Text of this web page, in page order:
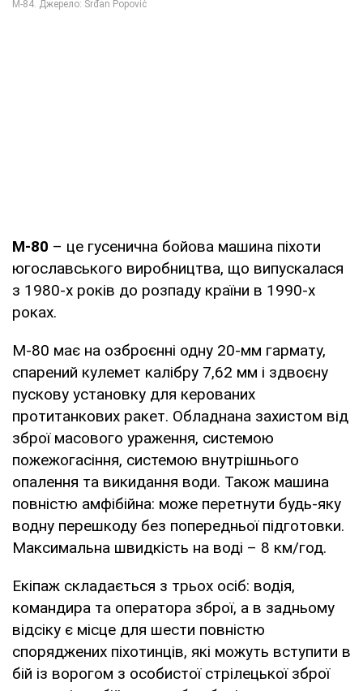
M-80 – це гусенична бойова машина піхоти
югославського виробництва, що випускалася
з 1980-х років до розпаду країни в 1990-х
роках.
М-80 має на озброєнні одну 20-мм гармату,
спарений кулемет калібру 7,62 мм і здвоєну
пускову установку для керованих
протитанкових ракет. Обладнана захистом від
зброї масового ураження, системою
пожежогасіння, системою внутрішнього
опалення та викидання води. Також машина
повністю амфібійна: може перетнути будь-яку
водну перешкоду без попередньої підготовки.
Максимальна швидкість на воді – 8 км/год.
Екіпаж складається з трьох осіб: водія,
командира та оператора зброї, а в задньому
відсіку є місце для шести повністю
споряджених піхотинців, які можуть вступити в
бій із ворогом з особистої стрілецької зброї